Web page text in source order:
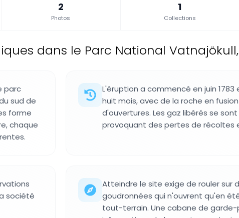
2
Photos
1
Collections
dans le Parc National
parc
sud de
forme
chaque
L'éruption a commencé en juin
huit mois, avec de la roche en
d'ouvertures. Les gaz libérés se
provoquant des pertes de récoltes
société
Atteindre le site exige de rouler sur
goudronnées qui n'ouvrent qu'en
tout-terrain. Une cabane de